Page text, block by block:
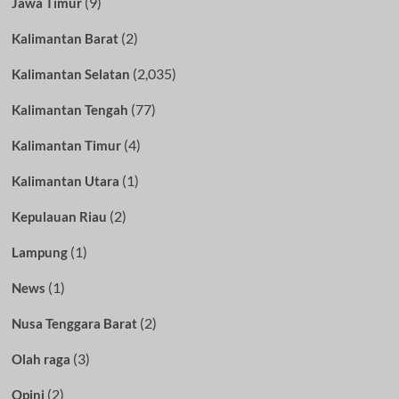
Kalimantan Barat(2)
Kalimantan Selatan (2,035)
Kalimantan Tengah (77)
Kalimantan Timur(4)
Kalimantan Utara (1)
Kepulauan Riau (2)
Lampung(1)
News (1)
Nusa Tenggara Barat(2)
Olah raga (3)
Opini (2)